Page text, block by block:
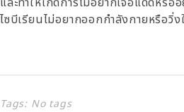
ไซบีเรียนไม่อยากออกกำลังกายหรือวิ่
Tags: No tags